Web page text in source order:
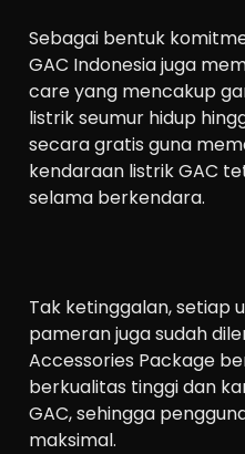
Sebagai bentuk
GAC Indonesia juga
care yang mencakup
listrik seumur hidup
secara gratis guna
kendaraan listrik GAC
selama berkendara.
Tak ketinggalan, setiap
pameran juga sudah
Accessories Package
berkualitas tinggi dan
GAC, sehingga
maksimal.